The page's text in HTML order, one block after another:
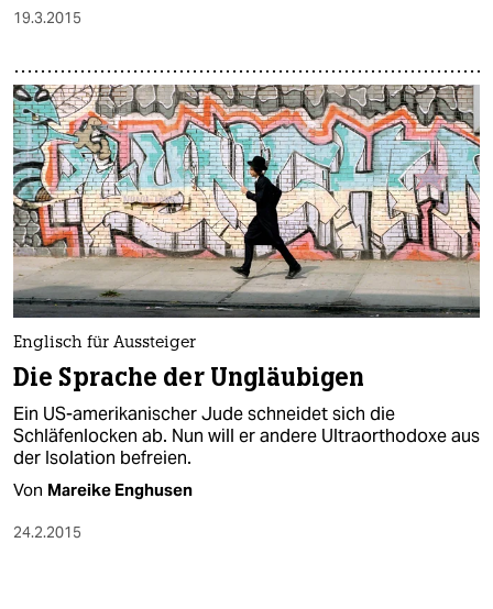
19.3.2015
Englisch für Aussteiger
Die Sprache der Ungläubigen
Ein US-amerikanischer Jude schneidet sich die
Schläfenlocken ab. Nun will er andere Ultraorthodoxe aus
der Isolation befreien.
Von Mareike Enghusen
24.2.2015